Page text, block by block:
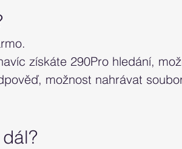
získáte 290Pro hledání,
možnost nahrávat